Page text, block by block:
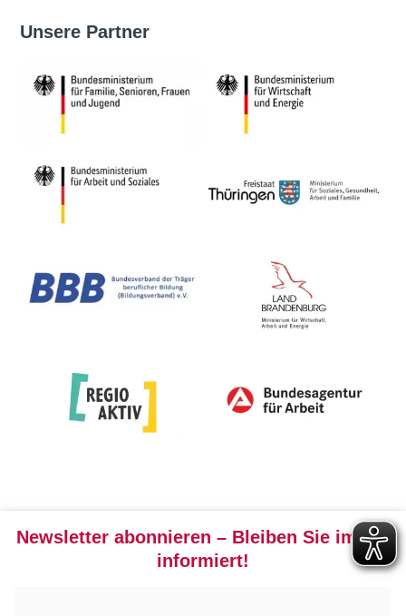
Unsere Partner
Newsletter abonnieren – Bleiben Sie immer
informiert!